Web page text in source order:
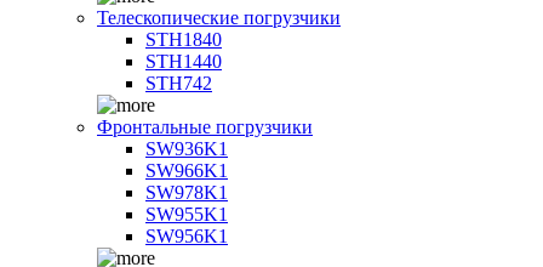
Телескопические погрузчики
STH1840
STH1440
STH742
Фронтальные погрузчики
SW936K1
SW966K1
SW978K1
SW955K1
SW956K1